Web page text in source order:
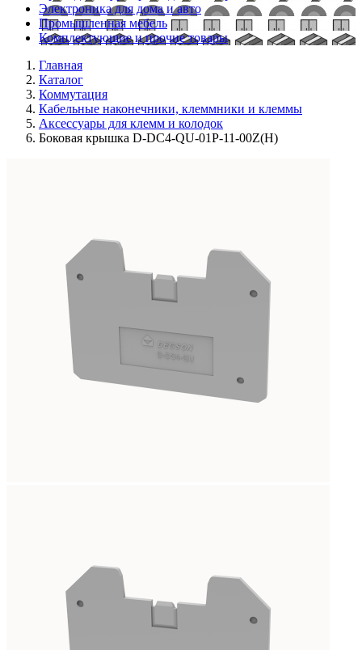
Электроника для дома и авто
Промышленная мебель
Комплектующие и прочие товары
Главная
Каталог
Коммутация
Кабельные наконечники, клеммники и клеммы
Аксессуары для клемм и колодок
Боковая крышка D-DC4-QU-01P-11-00Z(H)